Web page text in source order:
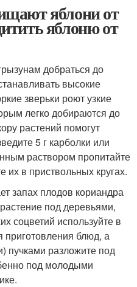
яблони от
яблоню от
добраться до
высокие
зверьки роют узкие
легко добираются до
растений помогут
5 г карболки или
раствором пропитайте
их в приствольных кругах.
запах плодов кориандра
под деревьями,
соцветий используйте в
приготовления блюд, а
пучками разложите под
под молодыми